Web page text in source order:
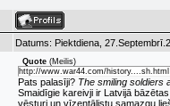
Datums: Piektdiena,
Quote (Meilis)
http://www.war44.com/history....sh.html
Pats palasīji? The smiling soldiers
Smaidīgie kareivji ir Latvijā
vēsturi un vīzentālistu samazgu